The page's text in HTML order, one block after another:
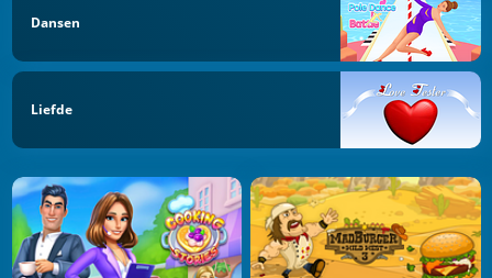
Dansen
Liefde